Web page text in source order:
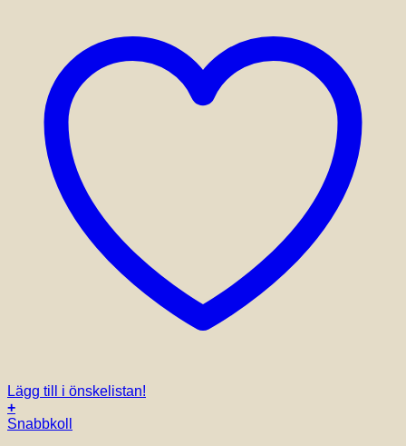
Lägg till i önskelistan!
+
Snabbkoll